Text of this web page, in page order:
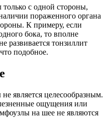
только с одной стороны,
пораженного органа
К примеру, если
бока, то вполне
развивается тонзиллит
подобное.
является целесообразным.
ощущения или
на шее не являются